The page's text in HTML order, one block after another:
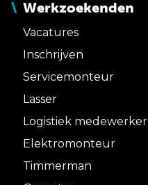
Werkzoekenden
Vacatures
Inschrijven
Servicemonteur
Lasser
Logistiek medewerker
Elektromonteur
Timmerman